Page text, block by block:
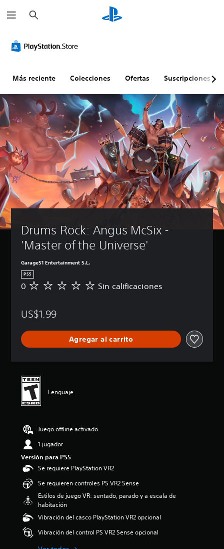
u
s
r
Más reciente Colecciones Ofertas Suscripciones
Drums Rock: Angus McSix -
'Master of the Universe'
Garage51 Entertainment S.L.
PS5
S
c
i
a
c
o
s
0 Sin calificaciones
US$1.99
Agregar al carrito
Lenguaje
Juego offline activado
1 jugador
Versión para PS5
Se requiere PlayStation VR2
Se requieren controles PS VR2 Sense
Estilos de juego VR: sentado, parado y a escala de
habitación
Vibración del casco PlayStation VR2 opcional
Vibración del control PS VR2 Sense opcional